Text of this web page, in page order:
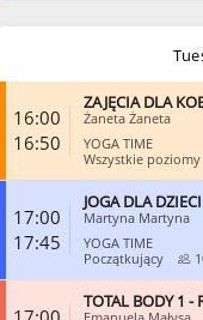
16:00
16:50
ZAJĘCIA DLA
Żaneta Żaneta
YOGA TIME
Wszystkie poziomy
17:00
17:45
JOGA DLA DZIECI
Martyna Martyna
YOGA TIME
Początkujący
TOTAL BODY 1